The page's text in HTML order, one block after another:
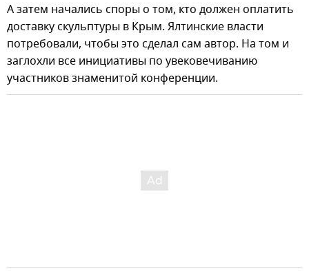
А затем начались споры о том, кто должен оплатить
доставку скульптуры в Крым. Ялтинские власти
потребовали, чтобы это сделал сам автор. На том и
заглохли все инициативы по увековечиванию
участников знаменитой конференции.